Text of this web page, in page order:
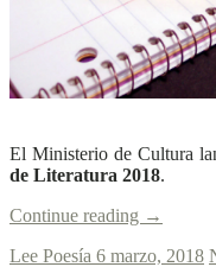
El Ministerio de Cultura
de Literatura 2018.
Continue reading →
Lee Poesía 6 marzo, 2018